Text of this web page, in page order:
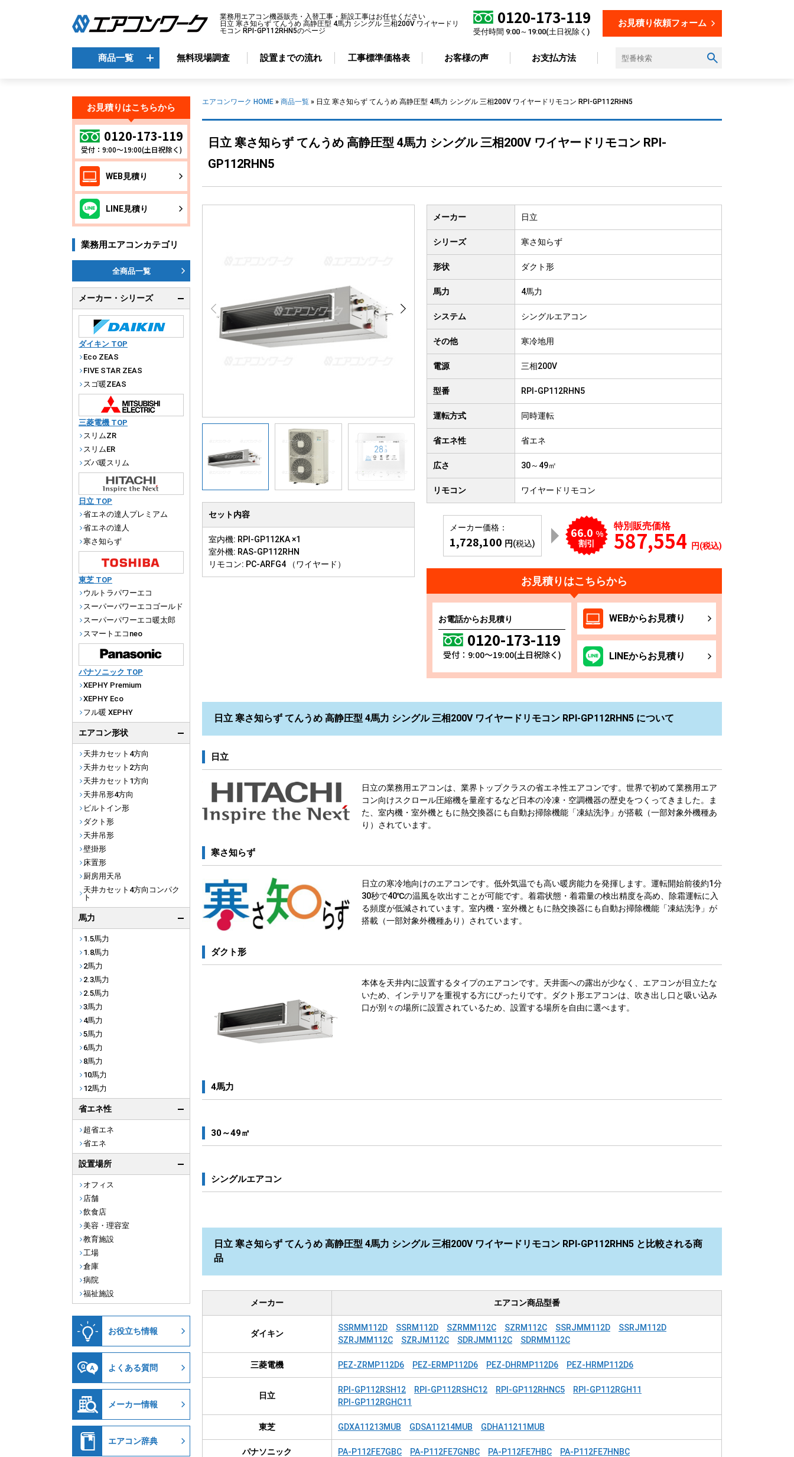
業務用エアコン機器販売・入替工事・新設工事はお任せください
日立 寒さ知らず てんうめ 高静圧型 4馬力 シングル 三相200V ワイヤードリ
モコン RPI-GP112RHN5のページ
0120-173-119
受付時間 9:00～19:00(土日祝除く)
お見積り依頼フォーム
商品一覧
商品一覧
メーカーから選ぶ
ダイキン
三菱電機
日立
東芝
パナソニック
天井カセット 4方向
天井カセット
天井カセット1方向
厨房用
飲食店
美容・理容室
倉庫
無料現場調査 設置までの流れ 工事標準価格表 お客様の声 お支払方法
エアコンワーク HOME » 商品一覧 » 日立 寒さ知らず てんうめ 高静圧型 4馬力 シングル 三相200V ワイヤードリモコン RPI-GP112RHN5
日立 寒さ知らず てんうめ 高静圧型 4馬力 シングル 三相200V ワイヤードリモコン RPI-
GP112RHN5
セット内容
室内機: RPI-GP112KA ×1
室外機: RAS-GP112RHN
リモコン: PC-ARFG4 （ワイヤード）
メーカー 日立
シリーズ 寒さ知らず
形状 ダクト形
馬力 4馬力
システム シングルエアコン
その他 寒冷地用
電源 三相200V
型番 RPI-GP112RHN5
運転方式 同時運転
省エネ性 省エネ
広さ 30～49㎡
リモコン ワイヤードリモコン
メーカー価格：
1,728,100 円(税込)
66.0 %
割引
特別販売価格
587,554 円(税込)
お見積りはこちらから
お電話からお見積り
0120-173-119
受付：9:00～19:00(土日祝除く)
WEBからお見積り
LINEからお見積り
日立 寒さ知らず てんうめ 高静圧型 4馬力 シングル 三相200V ワイヤードリモコン RPI-GP112RHN5 について
日立
日立の業務用エアコンは、業界トップクラスの省エネ性エアコンです。世界で初めて業務用エア
コン向けスクロール圧縮機を量産するなど日本の冷凍・空調機器の歴史をつくってきました。ま
た、室内機・室外機ともに熱交換器にも自動お掃除機能「凍結洗浄」が搭載（一部対象外機種あ
り）されています。
寒さ知らず
日立の寒冷地向けのエアコンです。低外気温でも高い暖房能力を発揮します。運転開始前後約1分
30秒で40℃の温風を吹出すことが可能です。着霜状態・着霜量の検出精度を高め、除霜運転に入
る頻度が低減されています。室内機・室外機ともに熱交換器にも自動お掃除機能「凍結洗浄」が
搭載（一部対象外機種あり）されています。
ダクト形
本体を天井内に設置するタイプのエアコンです。天井面への露出が少なく、エアコンが目立たな
いため、インテリアを重視する方にぴったりです。ダクト形エアコンは、吹き出し口と吸い込み
口が別々の場所に設置されているため、設置する場所を自由に選べます。
4馬力
30～49㎡
シングルエアコン
日立 寒さ知らず てんうめ 高静圧型 4馬力 シングル 三相200V ワイヤードリモコン RPI-GP112RHN5 と比較される商
品
メーカー エアコン商品型番
ダイキン
SSRMM112D SSRM112D SZRMM112C SZRM112C SSRJMM112D
SSRJM112D
SZRJMM112C
SZRJM112C SDRJMM112C SDRMM112C
三菱電機 PEZ-ZRMP112D6 PEZ-ERMP112D6 PEZ-DHRMP112D6 PEZ-HRMP112D6
日立
RPI-GP112RSH12 RPI-GP112RSHC12 RPI-GP112RHNC5
RPI-GP112RGH11
RPI-GP112RGHC11
東芝 GDXA11213MUB GDSA11214MUB GDHA11211MUB
パナソニック PA-P112FE7GBC PA-P112FE7GNBC PA-P112FE7HBC PA-P112FE7HNBC
お見積りはこちらから
0120-173-119
受付：9:00～19:00(土日祝除く)
WEB見積り
LINE見積り
業務用エアコンカテゴリ
全商品一覧
メーカー・シリーズ
ダイキン TOP
Eco ZEAS
FIVE STAR ZEAS
スゴ暖ZEAS
三菱電機 TOP
スリムZR
スリムER
ズバ暖スリム
日立 TOP
省エネの達人プレミアム
省エネの達人
寒さ知らず
東芝 TOP
ウルトラパワーエコ
スーパーパワーエコゴールド
スーパーパワーエコ暖太郎
スマートエコneo
パナソニック TOP
XEPHY Premium
XEPHY Eco
フル暖 XEPHY
エアコン形状
天井カセット4方向
天井カセット2方向
天井カセット1方向
天井吊形4方向
ビルトイン形
ダクト形
天井吊形
壁掛形
床置形
厨房用天吊
天井カセット4方向コンパク
ト
馬力
1.5馬力
1.8馬力
2馬力
2.3馬力
2.5馬力
3馬力
4馬力
5馬力
6馬力
8馬力
10馬力
12馬力
省エネ性
超省エネ
省エネ
設置場所
オフィス
店舗
飲食店
美容・理容室
教育施設
工場
倉庫
病院
福祉施設
お役立ち情報
よくある質問
メーカー情報
エアコン辞典